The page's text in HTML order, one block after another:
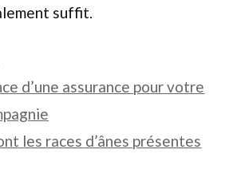
suffit.
d’une assurance pour votre
les races d’ânes présentes